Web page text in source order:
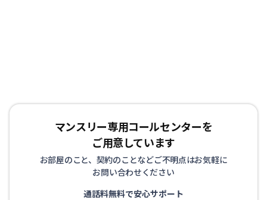
マンスリー専用コールセンターを
ご用意しています
お部屋のこと、契約のことなどご不明点はお気軽に
お問い合わせください
通話料無料で安心サポート